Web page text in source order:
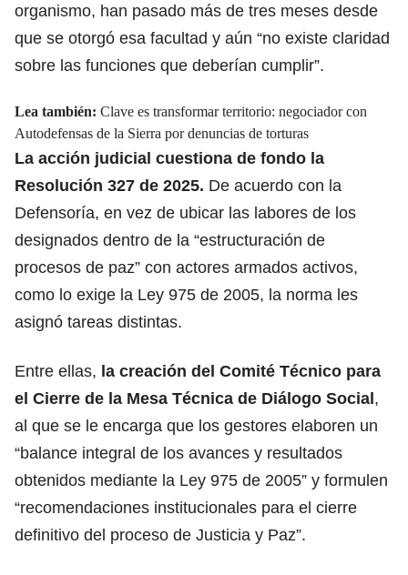
organismo, han pasado más de tres meses desde
que se otorgó esa facultad y aún “no existe claridad
sobre las funciones que deberían cumplir”.
Lea también: Clave es transformar territorio: negociador con
Autodefensas de la Sierra por denuncias de torturas
La acción judicial cuestiona de fondo la
Resolución 327 de 2025. De acuerdo con la
Defensoría, en vez de ubicar las labores de los
designados dentro de la “estructuración de
procesos de paz” con actores armados activos,
como lo exige la Ley 975 de 2005, la norma les
asignó tareas distintas.
Entre ellas, la creación del Comité Técnico para
el Cierre de la Mesa Técnica de Diálogo Social,
al que se le encarga que los gestores elaboren un
“balance integral de los avances y resultados
obtenidos mediante la Ley 975 de 2005” y formulen
“recomendaciones institucionales para el cierre
definitivo del proceso de Justicia y Paz”.